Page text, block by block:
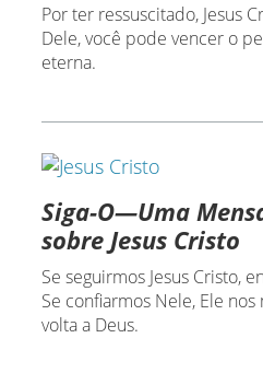
Por ter ressuscitado, Jesus
Dele, você pode vencer o
eterna.
Siga-O—Uma
sobre Jesus Cristo
Se seguirmos Jesus Cristo,
Se confiarmos Nele, Ele
volta a Deus.